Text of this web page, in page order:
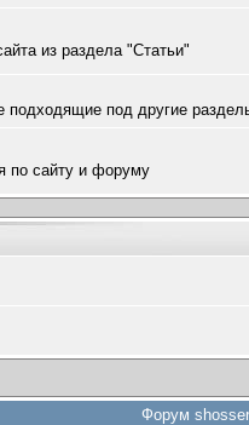
из раздела "Статьи"
под другие
по сайту и форуму
Форум